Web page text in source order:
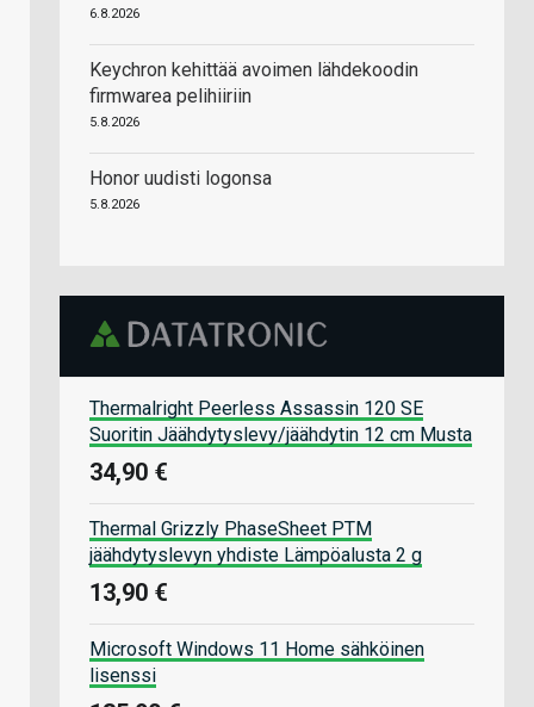
6.8.2026
Keychron kehittää avoimen lähdekoodin
firmwarea pelihiiriin
5.8.2026
Honor uudisti logonsa
5.8.2026
Thermalright Peerless Assassin 120 SE
Suoritin Jäähdytyslevy/jäähdytin 12 cm Musta
34,90 €
Thermal Grizzly PhaseSheet PTM
jäähdytyslevyn yhdiste Lämpöalusta 2 g
13,90 €
Microsoft Windows 11 Home sähköinen
lisenssi